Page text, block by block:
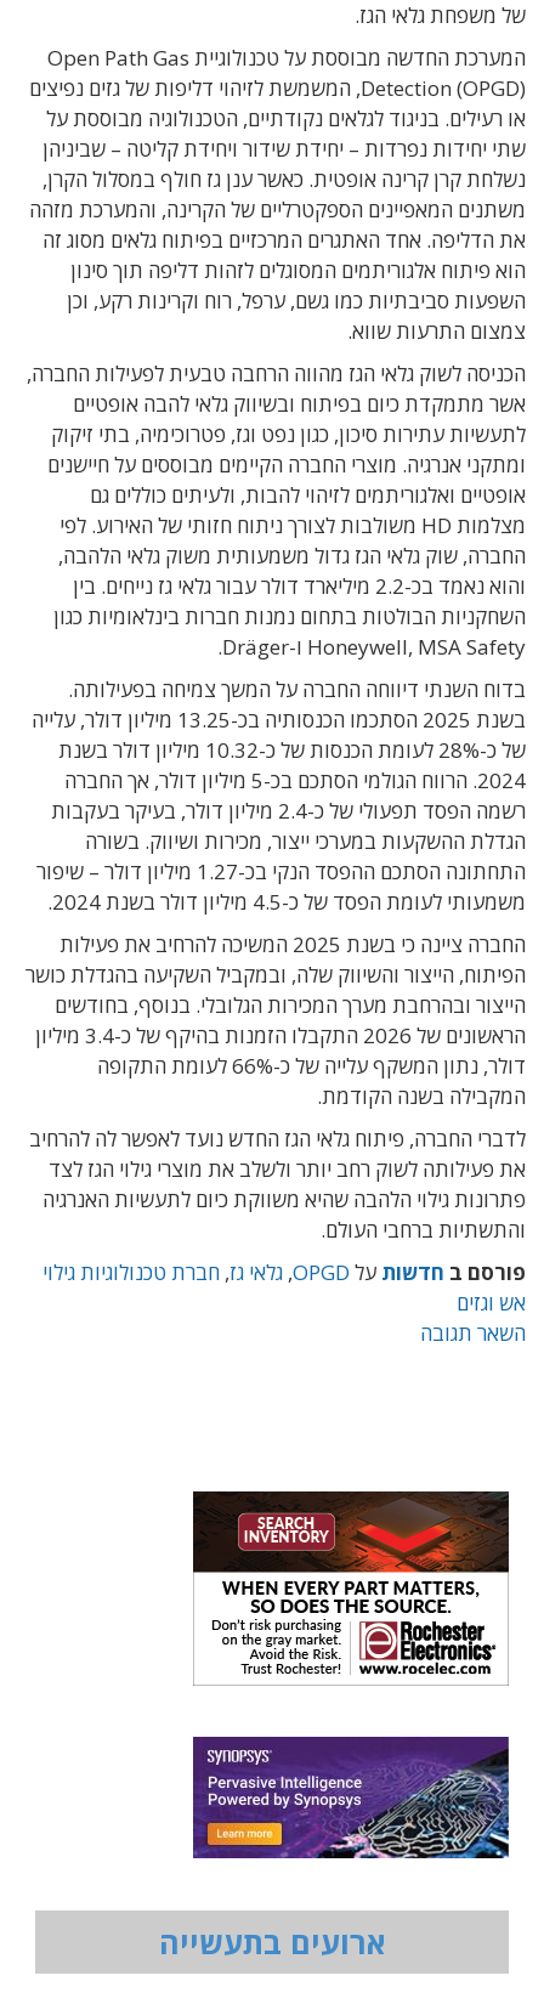
של משפחת גלאי הגז.
המערכת החדשה מבוססת על טכנולוגיית Open Path Gas
Detection (OPGD), המשמשת לזיהוי דליפות של גזים נפיצים
או רעילים. בניגוד לגלאים נקודתיים, הטכנולוגיה מבוססת על
שתי יחידות נפרדות – יחידת שידור ויחידת קליטה – שביניהן
נשלחת קרן קרינה אופטית. כאשר ענן גז חולף במסלול הקרן,
משתנים המאפיינים הספקטרליים של הקרינה, והמערכת מזהה
את הדליפה. אחד האתגרים המרכזיים בפיתוח גלאים מסוג זה
הוא פיתוח אלגוריתמים המסוגלים לזהות דליפה תוך סינון
השפעות סביבתיות כמו גשם, ערפל, רוח וקרינות רקע, וכן
צמצום התרעות שווא.
הכניסה לשוק גלאי הגז מהווה הרחבה טבעית לפעילות החברה,
אשר מתמקדת כיום בפיתוח ובשיווק גלאי להבה אופטיים
לתעשיות עתירות סיכון, כגון נפט וגז, פטרוכימיה, בתי זיקוק
ומתקני אנרגיה. מוצרי החברה הקיימים מבוססים על חיישנים
אופטיים ואלגוריתמים לזיהוי להבות, ולעיתים כוללים גם
מצלמות HD משולבות לצורך ניתוח חזותי של האירוע. לפי
החברה, שוק גלאי הגז גדול משמעותית משוק גלאי הלהבה,
והוא נאמד בכ-2.2 מיליארד דולר עבור גלאי גז נייחים. בין
השחקניות הבולטות בתחום נמנות חברות בינלאומיות כגון
Honeywell, MSA Safety ו-Dräger.
בדוח השנתי דיווחה החברה על המשך צמיחה בפעילותה.
בשנת 2025 הסתכמו הכנסותיה בכ-13.25 מיליון דולר, עלייה
של כ-28% לעומת הכנסות של כ-10.32 מיליון דולר בשנת
2024. הרווח הגולמי הסתכם בכ-5 מיליון דולר, אך החברה
רשמה הפסד תפעולי של כ-2.4 מיליון דולר, בעיקר בעקבות
הגדלת ההשקעות במערכי ייצור, מכירות ושיווק. בשורה
התחתונה הסתכם ההפסד הנקי בכ-1.27 מיליון דולר – שיפור
משמעותי לעומת הפסד של כ-4.5 מיליון דולר בשנת 2024.
החברה ציינה כי בשנת 2025 המשיכה להרחיב את פעילות
הפיתוח, הייצור והשיווק שלה, ובמקביל השקיעה בהגדלת כושר
הייצור ובהרחבת מערך המכירות הגלובלי. בנוסף, בחודשים
הראשונים של 2026 התקבלו הזמנות בהיקף של כ-3.4 מיליון
דולר, נתון המשקף עלייה של כ-66% לעומת התקופה
המקבילה בשנה הקודמת.
לדברי החברה, פיתוח גלאי הגז החדש נועד לאפשר לה להרחיב
את פעילותה לשוק רחב יותר ולשלב את מוצרי גילוי הגז לצד
פתרונות גילוי הלהבה שהיא משווקת כיום לתעשיות האנרגיה
והתשתיות ברחבי העולם.
פורסם ב חדשות על OPGD
, גלאי גז, חברת טכנולוגיות גילוי
אש וגזים
השאר תגובה
ארועים בתעשייה